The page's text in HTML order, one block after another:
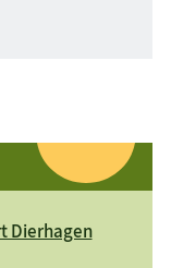
Dierhagen